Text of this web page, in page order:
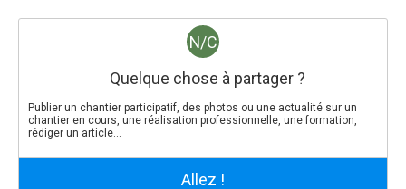
N/C
Quelque chose à partager ?
Publier un chantier participatif, des photos ou une actualité sur un
chantier en cours, une réalisation professionnelle, une formation,
rédiger un article...
Voir les types de publications possibles
Allez !